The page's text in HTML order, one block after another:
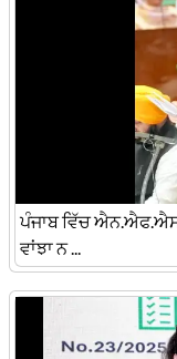
ਪੰਜਾਬ ਵਿੱਚ
ਵਾਂਝਾ ਨ ...